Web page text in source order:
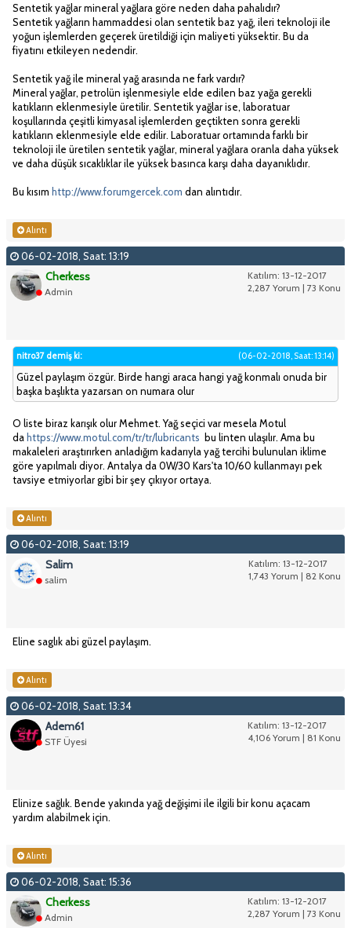
Sentetik yağlar mineral yağlara göre neden daha pahalıdır?
Sentetik yağların hammaddesi olan sentetik baz yağ, ileri teknoloji ile
yoğun işlemlerden geçerek üretildiği için maliyeti yüksektir. Bu da
fiyatını etkileyen nedendir.
Sentetik yağ ile mineral yağ arasında ne fark vardır?
Mineral yağlar, petrolün işlenmesiyle elde edilen baz yağa gerekli
katıkların eklenmesiyle üretilir. Sentetik yağlar ise, laboratuar
koşullarında çeşitli kimyasal işlemlerden geçtikten sonra gerekli
katıkların eklenmesiyle elde edilir. Laboratuar ortamında farklı bir
teknoloji ile üretilen sentetik yağlar, mineral yağlara oranla daha yüksek
ve daha düşük sıcaklıklar ile yüksek basınca karşı daha dayanıklıdır.
Bu kısım http://www.forumgercek.com dan alıntıdır.
Alıntı
06-02-2018, Saat: 13:19
Katılım: 13-12-2017
2,287 Yorum | 73 Konu
Cherkess
Admin
(06-02-2018, Saat: 13:14)
nitro37 demiş ki:
Güzel paylaşım özgür. Birde hangi araca hangi yağ konmalı onuda bir
başka başlıkta yazarsan on numara olur
O liste biraz karışık olur Mehmet. Yağ seçici var mesela Motul
dahttps://www.motul.com/tr/tr/lubricants bu linten ulaşılır. Ama bu
makaleleri araştırırken anladığım kadarıyla yağ tercihi bulunulan iklime
göre yapılmalı diyor. Antalya da 0W/30 Kars'ta 10/60 kullanmayı pek
tavsiye etmiyorlar gibi bir şey çıkıyor ortaya.
Alıntı
06-02-2018, Saat: 13:19
Katılım: 13-12-2017
1,743 Yorum | 82 Konu
Salim
salim
Eline saglık abi güzel paylaşım.
Alıntı
06-02-2018, Saat: 13:34
Katılım: 13-12-2017
4,106 Yorum | 81 Konu
Adem61
STF Üyesi
Elinize sağlık. Bende yakında yağ değişimi ile ilgili bir konu açacam
yardım alabilmek için.
Alıntı
06-02-2018, Saat: 15:36
Katılım: 13-12-2017
2,287 Yorum | 73 Konu
Cherkess
Admin